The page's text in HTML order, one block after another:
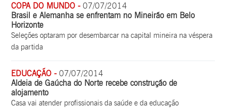
COPA DO MUNDO -07/07/2014
Brasil e Alemanha se enfrentam no Mineirão em Belo
Horizonte
Seleções optaram por desembarcar na capital mineira na véspera
da partida
EDUCAÇÃO -07/07/2014
Aldeia de Gaúcha do Norte recebe construção de
alojamento
Casa vai atender profissionais da saúde e da educação